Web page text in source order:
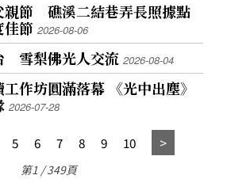
親節 礁溪二結巷弄長照據點
佳節2026-08-06
雪梨佛光人交流2026-08-04
作坊圓滿落幕 《光中出塵》
2026-07-28
5 6 7 8 9 10
第1 / 349頁